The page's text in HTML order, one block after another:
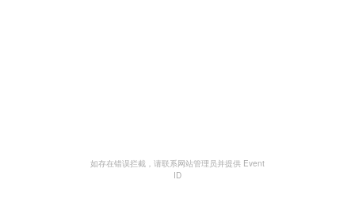
如存在错误拦截，请联系网站管理员并提供 Event
ID